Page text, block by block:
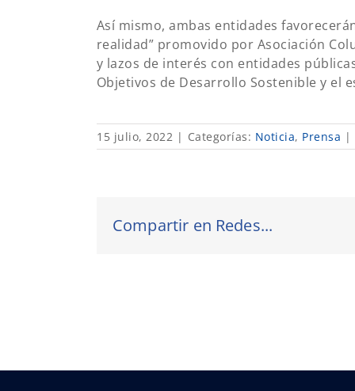
Así mismo, ambas entidades
realidad” promovido por Asociación
y lazos de interés con entidades
Objetivos de Desarrollo Sostenible y el
15 julio, 2022 | Categorías: Noticia, Prensa |
Compartir en Redes...